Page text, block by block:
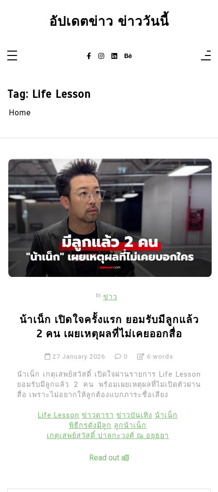
อัปเดตข่าว ข่าววันนี้
Tag: Life Lesson
Home
In ข่าว
น้าเน็ก เปิดใจครั้งแรก ยอมรับมีลูกแล้ว
2 คน เผยเหตุผลที่ไม่เคยออกสื่อ
27 January 2026 0 6 words
น้าเน็ก เกตุเสพย์สวัสดิ์ เปิดใจผ่านรายการ Life Lesson
ยอมรับมีลูกแล้ว 2 คน พร้อมเผยเหตุผลที่ไม่เปิดตัวผ่าน
สื่อ เพราะไม่อยากให้ลูกต้องแบกภาระชื่อเสียง
Life Lesson ข่าวดารา ข่าวบันเทิง น้าเน็ก
พิธีกรดังมีลูก ลูกน้าเน็ก
เกตุเสพย์สวัสดิ์ ปาลกะวงศ์ ณ อยุธยา
Read out all